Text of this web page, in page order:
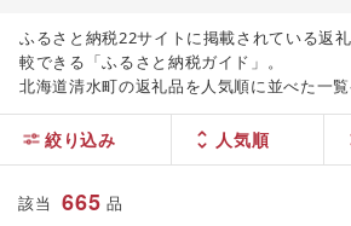
ふるさと納税22サイトに掲載されている返
較できる「ふるさと納税ガイド」。
北海道清水町の返礼品を人気順に並べた一覧
絞り込み 人気順
該当 665 品